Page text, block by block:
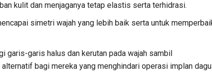
kulit dan menjaganya tetap elastis serta terhidrasi.
simetri wajah yang lebih baik serta untuk
garis-garis halus dan kerutan pada wajah sambil
bagi mereka yang menghindari operasi implan dagu